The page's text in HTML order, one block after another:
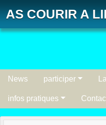
AS COURIR A
News participer
infos pratiques